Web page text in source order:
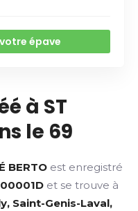
épave
à ST
le 69
BERTO est enregistré
et se trouve à
Saint-Genis-Laval,